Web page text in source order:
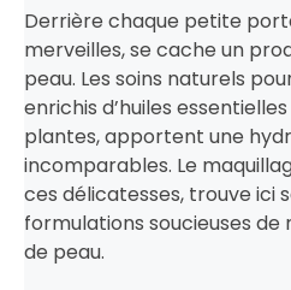
Derrière chaque petite
merveilles, se cache un
peau. Les soins naturels
enrichis d’huiles
plantes, apportent une
incomparables. Le
ces délicatesses, trouve ici
formulations soucieuses
de peau.